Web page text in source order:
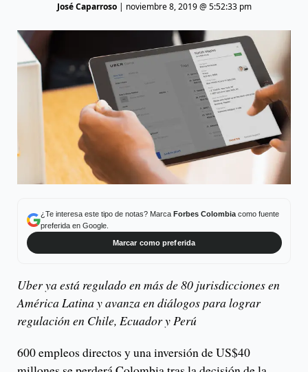
José Caparroso| noviembre 8, 2019 @ 5:52:33 pm
¿Te interesa este tipo de notas? Marca Forbes Colombiacomo fuente
preferida en Google.
Marcar como preferida
Uber ya está regulado en más de 80 jurisdicciones en
América Latina y avanza en diálogos para lograr
regulación en Chile, Ecuador y Perú
600 empleos directos y una inversión de US$40